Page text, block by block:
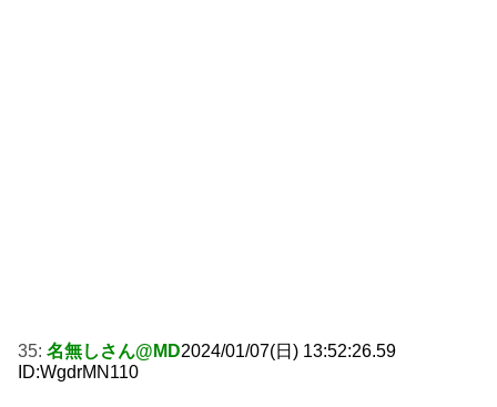
35: 名無しさん@MD2024/01/07(日) 13:52:26.59
ID:WgdrMN110